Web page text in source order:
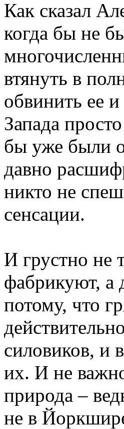
Как сказал
когда бы не
втянуть в
обвинить ее
Запада
бы уже были
давно
никто не
сенсации.
И грустно не
фабрикуют, а
потому, что
силовиков, и
их. И не
природа –
не в